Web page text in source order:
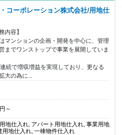
コーポレーション株式会社/用地仕
内容】
マンションの企画・開発を中心に、管理
までワンストップで事業を展開していま
続で増収増益を実現しており、更なる
大の為に...
～
地仕入れ, アパート用地仕入れ, 事業用地
用地仕入れ, 一棟物件仕入れ